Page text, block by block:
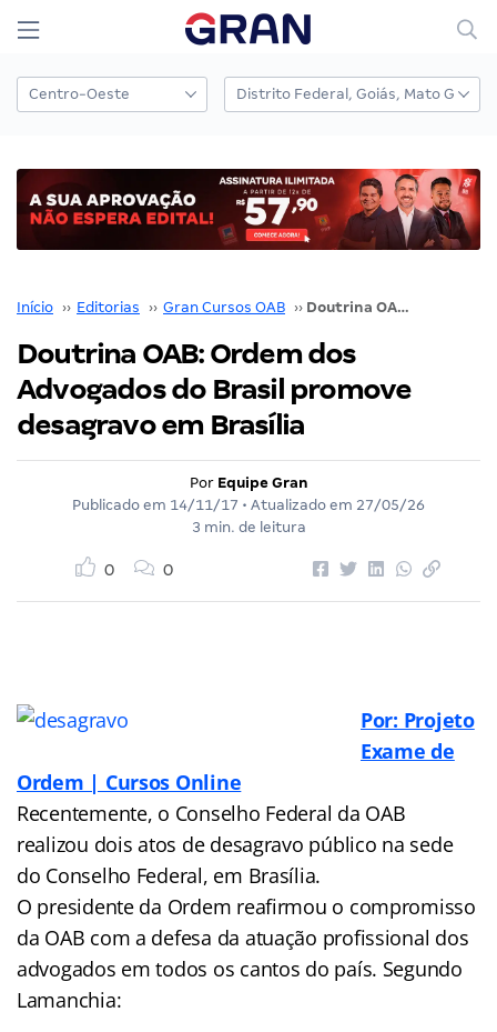
Início ›› Editorias ›› Gran Cursos OAB ›› Doutrina OAB: Ordem dos Advogados do Brasil promove desagravo em Brasília
Doutrina OAB: Ordem dos
Advogados do Brasil promove
desagravo em Brasília
Por Equipe Gran
Publicado em 14/11/17 • Atualizado em 27/05/26
3 min. de leitura
0 0
Por: Projeto
Exame de
Ordem | Cursos Online
Recentemente, o Conselho Federal da OAB
realizou dois atos de desagravo público na sede
do Conselho Federal, em Brasília.
O presidente da Ordem reafirmou o compromisso
da OAB com a defesa da atuação profissional dos
advogados em todos os cantos do país. Segundo
Lamanchia: